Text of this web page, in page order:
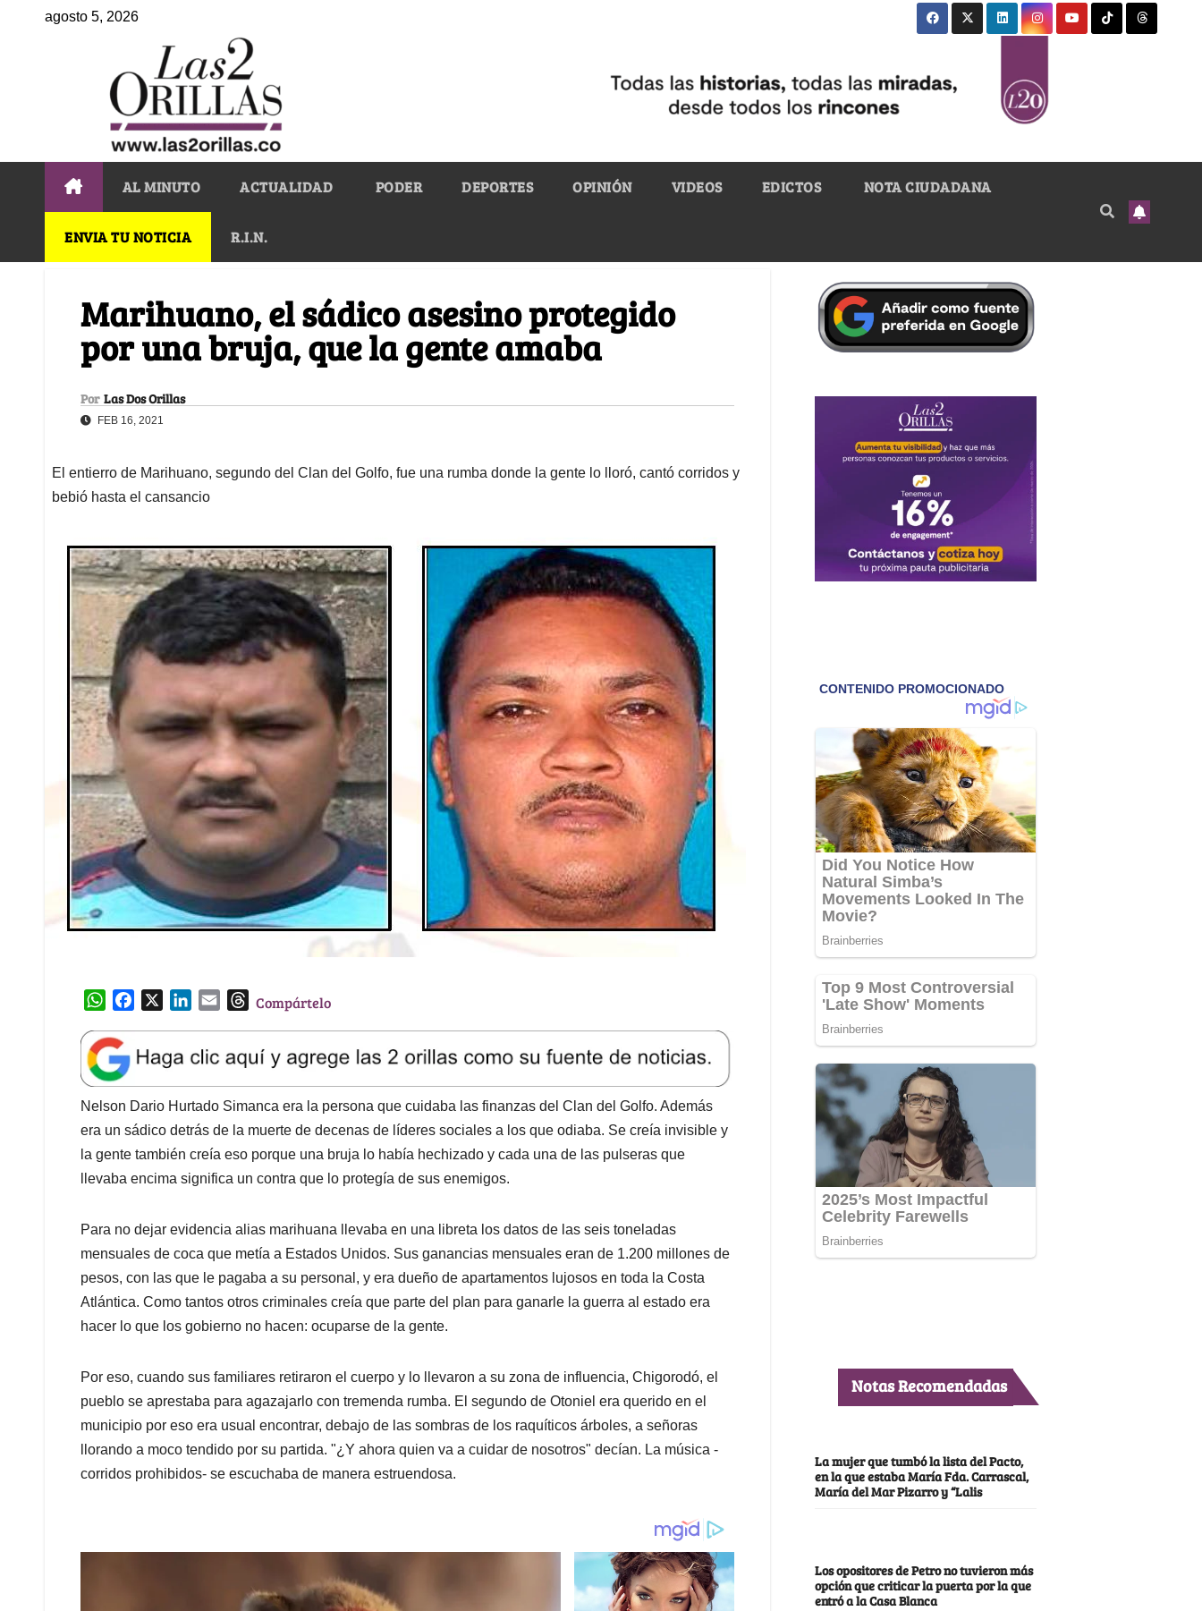
agosto 5, 2026
AL MINUTO ACTUALIDAD PODER DEPORTES OPINIÓN VIDEOS EDICTOS NOTA CIUDADANA
ENVIA TU NOTICIA R.I.N.
Marihuano, el sádico asesino protegido
por una bruja, que la gente amaba
Por Las Dos Orillas
FEB 16, 2021
El entierro de Marihuano, segundo del Clan del Golfo, fue una rumba donde la gente lo lloró, cantó corridos y
bebió hasta el cansancio
W
a
t
s
A
p
p
e
b
o
o
k
k
e
d
I
n
l
T
e
a
d
s
Compártelo
Nelson Dario Hurtado Simanca era la persona que cuidaba las finanzas del Clan del Golfo. Además
era un sádico detrás de la muerte de decenas de líderes sociales a los que odiaba. Se creía invisible y
la gente también creía eso porque una bruja lo había hechizado y cada una de las pulseras que
llevaba encima significa un contra que lo protegía de sus enemigos.
Para no dejar evidencia alias marihuana llevaba en una libreta los datos de las seis toneladas
mensuales de coca que metía a Estados Unidos. Sus ganancias mensuales eran de 1.200 millones de
pesos, con las que le pagaba a su personal, y era dueño de apartamentos lujosos en toda la Costa
Atlántica. Como tantos otros criminales creía que parte del plan para ganarle la guerra al estado era
hacer lo que los gobierno no hacen: ocuparse de la gente.
Por eso, cuando sus familiares retiraron el cuerpo y lo llevaron a su zona de influencia, Chigorodó, el
pueblo se aprestaba para agazajarlo con tremenda rumba. El segundo de Otoniel era querido en el
municipio por eso era usual encontrar, debajo de las sombras de los raquíticos árboles, a señoras
llorando a moco tendido por su partida. "¿Y ahora quien va a cuidar de nosotros" decían. La música -
corridos prohibidos- se escuchaba de manera estruendosa.
Notas Recomendadas
La mujer que tumbó la lista del Pacto,
en la que estaba María Fda. Carrascal,
María del Mar Pizarro y “Lalis
Los opositores de Petro no tuvieron más
opción que criticar la puerta por la que
entró a la Casa Blanca